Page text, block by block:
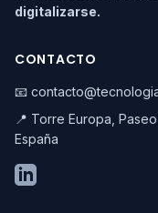
digitalizarse.
CONTACTO
📧
📍 Torre Europa,
España